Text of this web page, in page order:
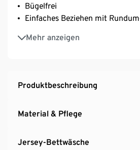
Bügelfrei
Einfaches Beziehen mit
Mehr anzeigen
Geeignet für Matratzen mit
Produktbeschreibung
Material & Pflege
Jersey-Bettwäsche